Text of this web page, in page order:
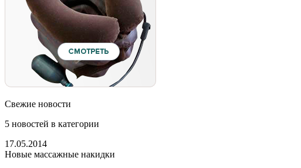
Свежие новости
5 новостей в категории
17.05.2014
Новые массажные накидки